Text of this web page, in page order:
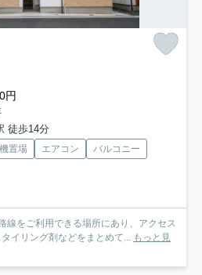
円
徒歩14分
置場 エアコン
バルコニー
線をご利用できる場所にあり、アクセス
イリング剤などをまとめて... もっと見